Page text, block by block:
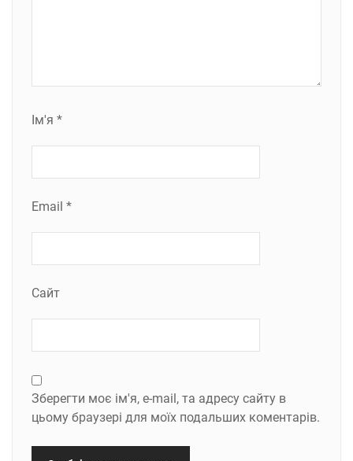
Ім'я *
Email *
Сайт
Зберегти моє ім'я, e-mail, та адресу сайту в
цьому браузері для моїх подальших коментарів.